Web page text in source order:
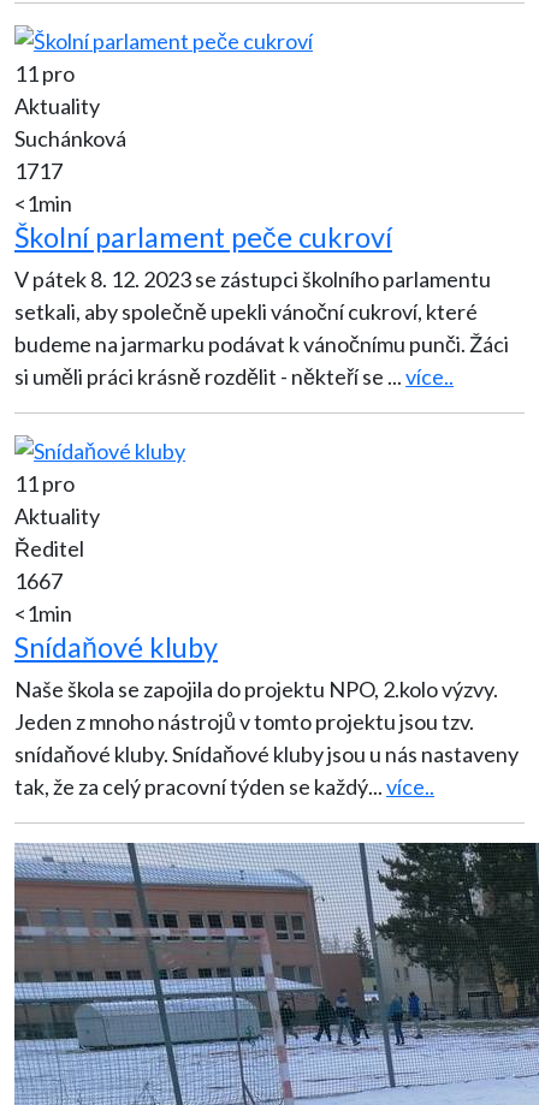
11 pro
Aktuality
Suchánková
1717
<1min
Školní parlament peče cukroví
V pátek 8. 12. 2023 se zástupci školního parlamentu
setkali, aby společně upekli vánoční cukroví, které
budeme na jarmarku podávat k vánočnímu punči. Žáci
si uměli práci krásně rozdělit - někteří se ...více..
11 pro
Aktuality
Ředitel
1667
<1min
Snídaňové kluby
Naše škola se zapojila do projektu NPO, 2.kolo výzvy.
Jeden z mnoho nástrojů v tomto projektu jsou tzv.
snídaňové kluby. Snídaňové kluby jsou u nás nastaveny
tak, že za celý pracovní týden se každý...více..